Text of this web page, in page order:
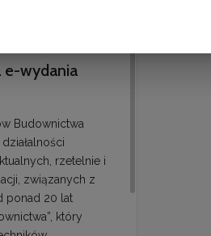
e-wydania
Budownictwa
rzetelnie i
związanych z
ponad 20 lat
który